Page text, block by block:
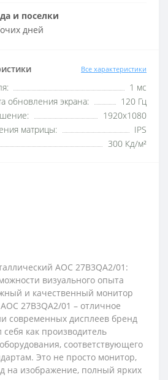
и поселки
дней
Все характеристики
1 мс
обновления экрана:
120 Гц
1920x1080
матрицы:
IPS
300 Кд/м²
AOC 27B3QA2/01:
визуального опыта
и качественный монитор
27B3QA2/01 – отличное
современных дисплеев бренд
себя как производитель
соответствующего
Это не просто монитор,
на изображение, полный ярких